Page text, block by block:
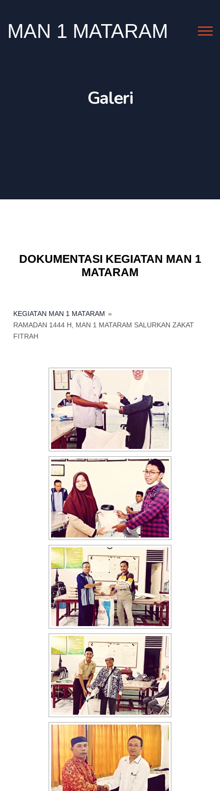
MAN 1 MATARAM
Galeri
DOKUMENTASI KEGIATAN MAN 1
MATARAM
KEGIATAN MAN 1 MATARAM »
RAMADAN 1444 H, MAN 1 MATARAM SALURKAN ZAKAT
FITRAH